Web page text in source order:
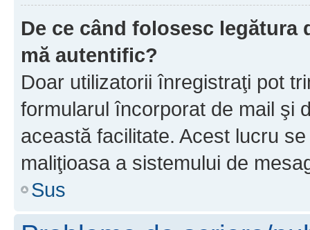
De ce când folosesc
mă autentific?
Doar utilizatorii înregistraţi pot
formularul încorporat de mail şi
această facilitate. Acest lucru
maliţioasa a sistemului de
Sus